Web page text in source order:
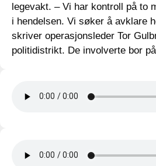
legevakt. – Vi har kontroll på to
i hendelsen. Vi søker å avklare
skriver operasjonsleder Tor
politidistrikt. De involverte bor